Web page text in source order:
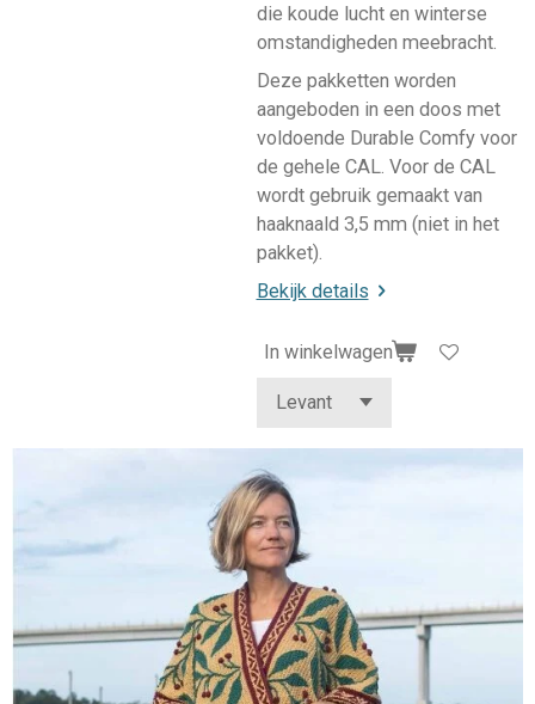
die koude lucht en winterse
omstandigheden meebracht.
Deze pakketten worden
aangeboden in een doos met
voldoende Durable Comfy voor
de gehele CAL. Voor de CAL
wordt gebruik gemaakt van
haaknaald 3,5 mm (niet in het
pakket).
Bekijk details
In winkelwagen